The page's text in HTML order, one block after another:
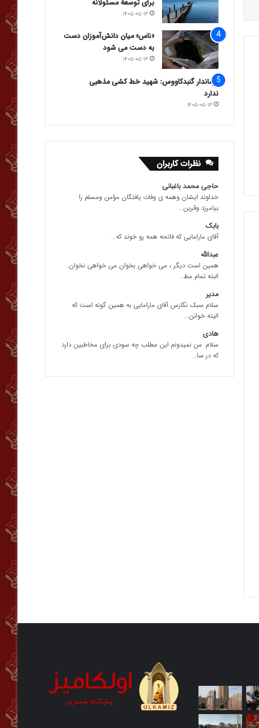
برای توسعهٔ مسئولانه
۱۴۰۵-۰۵-۱۳
«ناس» میان دانش‌آموزان دست
به دست می شود
۱۴۰۵-۰۵-۱۳
فرماندار گنبدکاووس: شهید خط کشی مذهبی
ندارد
۱۴۰۵-۰۵-۱۳
نظرات کاربران
حاجی محمد باغبانی
خداوند ایشان وهمه ی وفات یافتگان مؤمن ومسلم را
بیامرزد وقرین...
بابک
آقای مارامایی که فاتحه همه رو خوند که...
عبدالله
همین است دیگر ، می خواهی بخوان می خواهی نخوان.
البته تمام مط...
مدیر
سلام سبک نگارس آقای مارامایی به همین گونه است که
الیته خوانن...
هادی
سلام. من نمیدونم این مطلب چه سودی برای مخاطبین دارد
که در سا...